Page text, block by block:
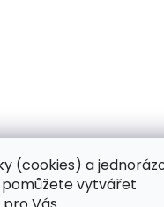
(cookies) a
vytvářet